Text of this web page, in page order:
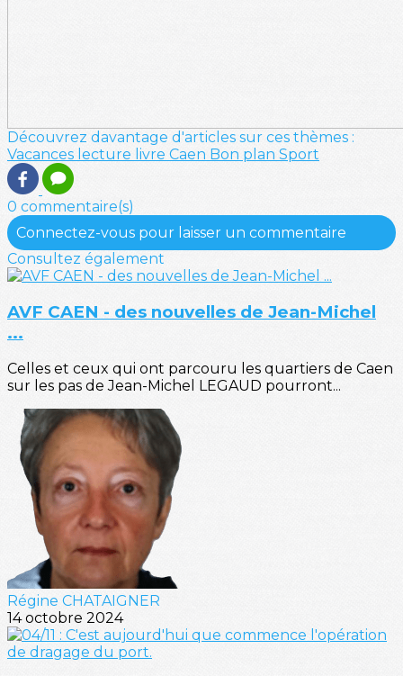
Découvrez davantage d'articles sur ces thèmes :
Vacances lecture livre Caen Bon plan Sport
0 commentaire(s)
Connectez-vous pour laisser un commentaire
Consultez également
AVF CAEN - des nouvelles de Jean-Michel
...
Celles et ceux qui ont parcouru les quartiers de Caen
sur les pas de Jean-Michel LEGAUD pourront...
Régine CHATAIGNER
14 octobre 2024